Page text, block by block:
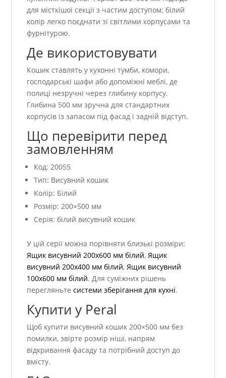
для місткішої секції з частим доступом; білий
колір легко поєднати зі світлими корпусами та
фурнітурою.
Де використовувати
Кошик ставлять у кухонні тумби, комори,
господарські шафи або допоміжні меблі, де
полиці незручні через глибину корпусу.
Глибина 500 мм зручна для стандартних
корпусів із запасом під фасад і задній відступ.
Що перевірити перед
замовленням
Код: 20055
Тип: Висувний кошик
Колір: Білий
Розмір: 200×500 мм
Серія: білий висувний кошик
У цій серії можна порівняти близькі розміри:
Ящик висувний 200х600 мм білий, Ящик
висувний 200х400 мм білий, Ящик висувний
100х600 мм білий. Для суміжних рішень
перегляньтесистеми зберігання для кухні.
Купити у Peral
Щоб купити висувний кошик 200×500 мм без
помилки, звірте розмір ніші, напрям
відкривання фасаду та потрібний доступ до
вмісту.